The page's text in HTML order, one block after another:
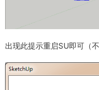
出现此提示重启SU即可（